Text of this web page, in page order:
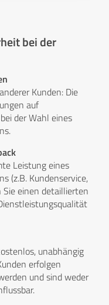
bei der
Kunden: Die
auf
der Wahl eines
Leistung eines
(z.B. Kundenservice,
einen detaillierten
unabhängig
erfolgen
und sind weder